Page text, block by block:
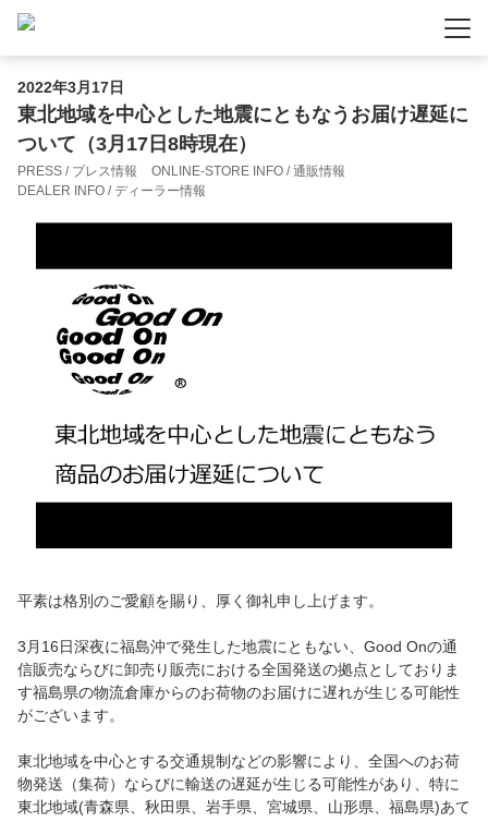
2022年3月17日
東北地域を中心とした地震にともなうお届け遅延に
ついて（3月17日8時現在）
PRESS / プレス情報
ONLINE-STORE INFO / 通販情報
DEALER INFO / ディーラー情報
平素は格別のご愛顧を賜り、厚く御礼申し上げます。
3月16日深夜に福島沖で発生した地震にともない、Good Onの通
信販売ならびに卸売り販売における全国発送の拠点としておりま
す福島県の物流倉庫からのお荷物のお届けに遅れが生じる可能性
がございます。
東北地域を中心とする交通規制などの影響により、全国へのお荷
物発送（集荷）ならびに輸送の遅延が生じる可能性があり、特に
東北地域(青森県、秋田県、岩手県、宮城県、山形県、福島県)あて